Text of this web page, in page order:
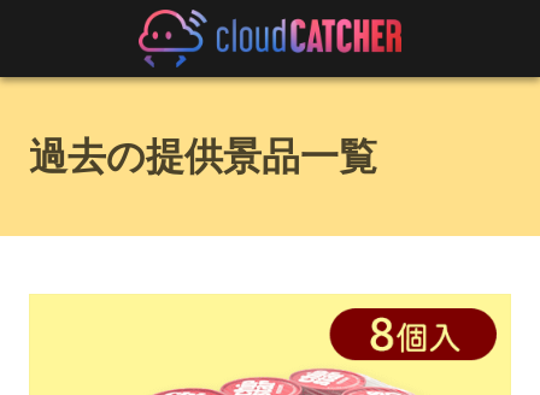
過去の提供景品一覧